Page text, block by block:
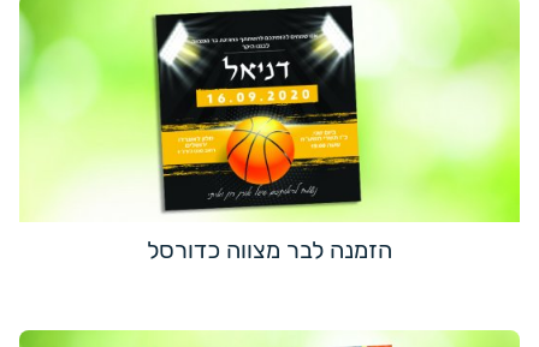
הזמנה לבר מצווה כדורסל